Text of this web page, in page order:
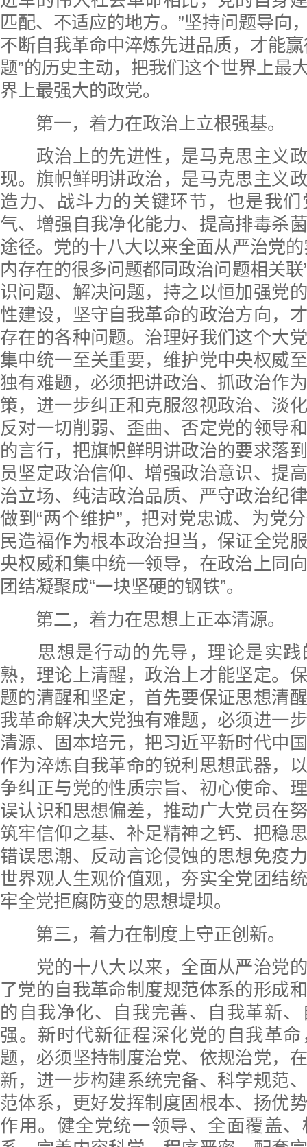
匹配、不适应的地方。”坚持问题导向
不断自我革命中淬炼先进品质，才能
题”的历史主动，把我们这个世界上最
界上最强大的政党。
第一，着力在政治上立根强基。
政治上的先进性，是马克思主义政
现。旗帜鲜明讲政治，是马克思主义
造力、战斗力的关键环节，也是我
气、增强自我净化能力、提高排毒杀
途径。党的十八大以来全面从严治党
内存在的很多问题都同政治问题相关
识问题、解决问题，持之以恒加强党
性建设，坚守自我革命的政治方向，
存在的各种问题。治理好我们这个大
集中统一至关重要，维护党中央权威
独有难题，必须把讲政治、抓政治作
策，进一步纠正和克服忽视政治、淡
反对一切削弱、歪曲、否定党的领导
的言行，把旗帜鲜明讲政治的要求落
员坚定政治信仰、增强政治意识、提
治立场、纯洁政治品质、严守政治纪
做到“两个维护”，把对党忠诚、为党
民造福作为根本政治担当，保证全党
央权威和集中统一领导，在政治上同
团结凝聚成“一块坚硬的钢铁”。
第二，着力在思想上正本清源。
思想是行动的先导，理论是实践
熟，理论上清醒，政治上才能坚定。
题的清醒和坚定，首先要保证思想清
我革命解决大党独有难题，必须进一
清源、固本培元，把习近平新时代中
作为淬炼自我革命的锐利思想武器，
争纠正与党的性质宗旨、初心使命、
误认识和思想偏差，推动广大党员在
筑牢信仰之基、补足精神之钙、把稳
错误思潮、反动言论侵蚀的思想免疫
世界观人生观价值观，夯实全党团结
牢全党拒腐防变的思想堤坝。
第三，着力在制度上守正创新。
党的十八大以来，全面从严治党的
了党的自我革命制度规范体系的形成
的自我净化、自我完善、自我革新
强。新时代新征程深化党的自我革
题，必须坚持制度治党、依规治党，
新，进一步构建系统完备、科学规范
范体系，更好发挥制度固根本、扬优
作用。健全党统一领导、全面覆盖